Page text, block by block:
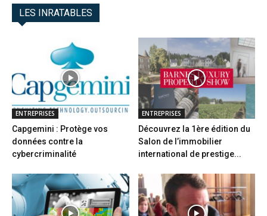
LES INRATABLES
ENTREPRISES
Capgemini : Protège vos
données contre la
cybercriminalité
ENTREPRISES
Découvrez la 1ère édition du
Salon de l’immobilier
international de prestige...